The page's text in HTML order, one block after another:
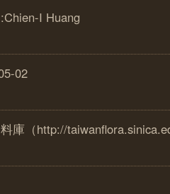
I Huang
02
庫（http://